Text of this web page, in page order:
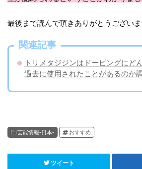
最後まで読んで頂きありがとうございま
関連記事
トリメタジジンはドーピングにど
過去に使用されたことがあるのか
芸能情報-日本- おすすめ
ツイート